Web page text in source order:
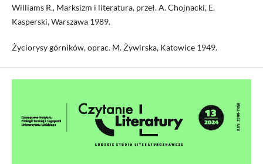
Williams R., Marksizm i literatura, przeł. A. Chojnacki, E.
Kasperski, Warszawa 1989.
Życiorysy górników, oprac. M. Żywirska, Katowice 1949.